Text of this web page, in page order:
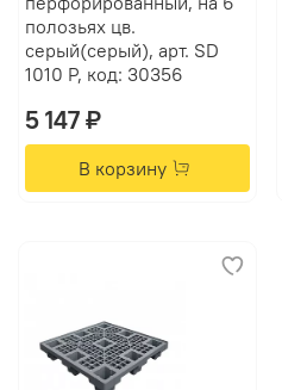
полозьях цв.
серый(серый), арт. SD
1010 P, код: 30356
5 147 ₽
В корзину